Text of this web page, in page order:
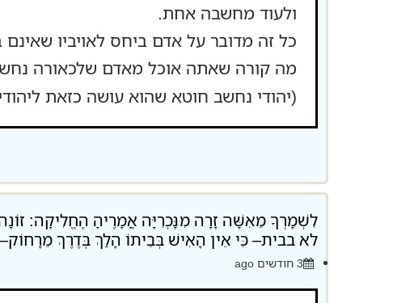
ולעוד מחשבה אחת.
כל זה מדובר על אדם ביחס לאויביו
מה קורה שאתה אוכל מאדם שלכאורה
(יהודי נחשב חוטא שהוא עושה כזאת
לִשְׁמָרְךָ מֵאִשָּׁה זָרָה מִנָּכְרִיָּה אֲמָרֶיהָ הֶחֱלִיקָה:
לא בבית– כִּי אֵין הָאִישׁ בְּבֵיתוֹ הָלַךְ בְּדֶרֶךְ
3 חודשים ago